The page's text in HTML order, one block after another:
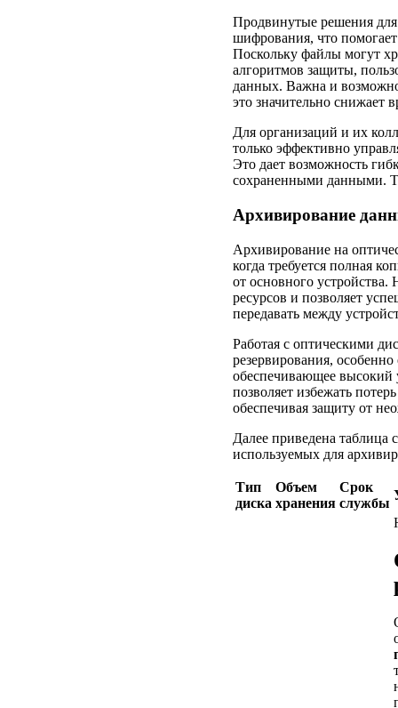
Продвинутые решения
шифрования, что
Поскольку файлы могут
алгоритмов защиты,
данных. Важна и
это значительно снижает
Для организаций и их
только эффективно
Это дает возможность
сохраненными данными.
Архивирование
Архивирование на
когда требуется полная
от основного устройства.
ресурсов и позволяет
передавать между
Работая с оптическими
резервирования,
обеспечивающее высокий
позволяет избежать
обеспечивая защиту от
Далее приведена таблица
используемых для
Тип
диска
Объем
хранения
Срок
службы